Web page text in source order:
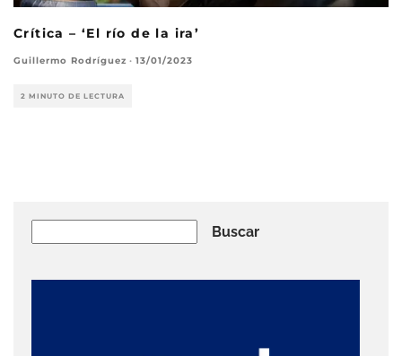
Crítica – ‘El río de la ira’
Guillermo Rodríguez · 13/01/2023
2 MINUTO DE LECTURA
Buscar